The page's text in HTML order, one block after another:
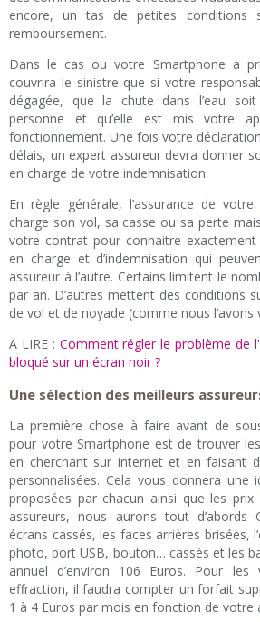
encore, un tas de petites conditions
remboursement.
Dans le cas ou votre Smartphone a
couvrira le sinistre que si votre
dégagée, que la chute dans l’eau
personne et qu’elle est mis votre
fonctionnement. Une fois votre
délais, un expert assureur devra donner
en charge de votre indemnisation.
En règle générale, l’assurance de
charge son vol, sa casse ou sa perte
votre contrat pour connaitre
en charge et d’indemnisation qui
assureur à l’autre. Certains limitent le
par an. D’autres mettent des conditions
de vol et de noyade (comme nous l’avons
A LIRE : Comment régler le problème de
bloqué sur un écran noir ?
Une sélection des meilleurs
La première chose à faire avant de
pour votre Smartphone est de trouver les
en cherchant sur internet et en faisant
personnalisées. Cela vous donnera une
proposées par chacun ainsi que les
assureurs, nous aurons tout d’abords
écrans cassés, les faces arrières brisées,
photo, port USB, bouton… cassés et les
annuel d’environ 106 Euros. Pour
effraction, il faudra compter un forfait
1 à 4 Euros par mois en fonction de votre